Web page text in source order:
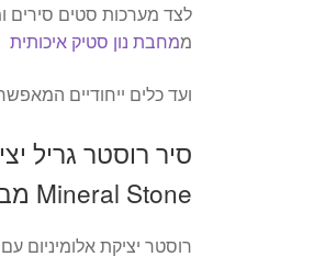
לצד מערכות סטים סירים
ממחבת נון סטיק איכותית
ועד כלים ייחודיים
Mineral Stone מבית SOLTAM.
רוסטר יציקת אלומיניום